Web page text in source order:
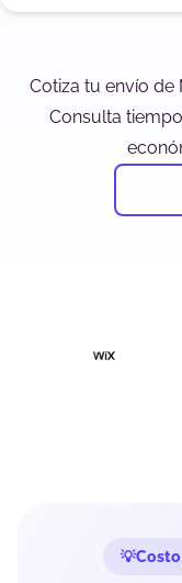
Cotiza tu envío de
Consulta